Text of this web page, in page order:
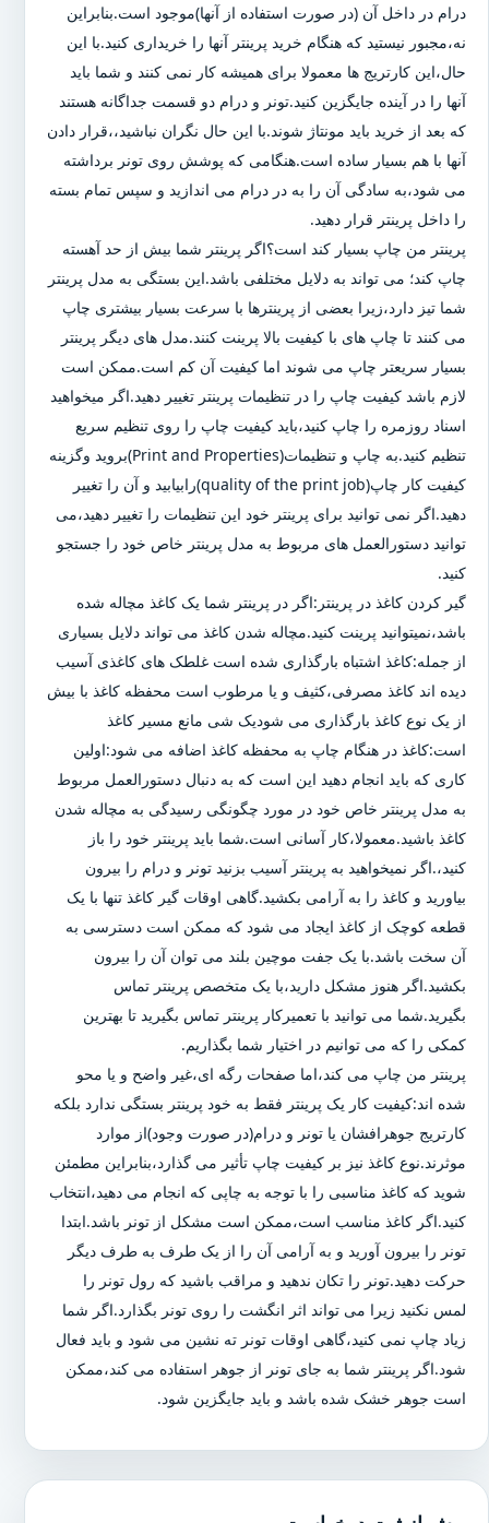
درام در داخل آن (در صورت استفاده از آنها)موجود است.بنابراین
نه،مجبور نیستید که هنگام خرید پرینتر آنها را خریداری کنید.با این
حال،این کارتریج ها معمولا برای همیشه کار نمی کنند و شما باید
آنها را در آینده جایگزین کنید.تونر و درام دو قسمت جداگانه هستند
که بعد از خرید باید مونتاژ شوند.با این حال نگران نباشید،،قرار دادن
آنها با هم بسیار ساده است.هنگامی که پوشش روی تونر برداشته
می شود،به سادگی آن را به در درام می اندازید و سپس تمام بسته
را داخل پرینتر قرار دهید.
پرینتر من چاپ بسیار کند است؟اگر پرینتر شما بیش از حد آهسته
چاپ کند؛ می تواند به دلایل مختلفی باشد.این بستگی به مدل پرینتر
شما تیز دارد،زیرا بعضی از پرینترها با سرعت بسیار بیشتری چاپ
می کنند تا چاپ های با کیفیت بالا پرینت کنند.مدل های دیگر پرینتر
بسیار سریعتر چاپ می شوند اما کیفیت آن کم است.ممکن است
لازم باشد کیفیت چاپ را در تنظیمات پرینتر تغییر دهید.اگر میخواهید
اسناد روزمره را چاپ کنید،باید کیفیت چاپ را روی تنظیم سریع
تنظیم کنید.به چاپ و تنظیمات(Print and Properties)بروید وگزینه
کیفیت کار چاپ(quality of the print job)رابیابید و آن را تغییر
دهید.اگر نمی توانید برای پرینتر خود این تنظیمات را تغییر دهید،می
توانید دستورالعمل های مربوط به مدل پرینتر خاص خود را جستجو
کنید.
گیر کردن کاغذ در پرینتر:اگر در پرینتر شما یک کاغذ مچاله شده
باشد،نمیتوانید پرینت کنید.مچاله شدن کاغذ می تواند دلایل بسیاری
از جمله:کاغذ اشتباه بارگذاری شده است غلطک های کاغذی آسیب
دیده اند کاغذ مصرفی،کثیف و یا مرطوب است محفظه کاغذ با بیش
از یک نوع کاغذ بارگذاری می شودیک شی مانع مسیر کاغذ
است:کاغذ در هنگام چاپ به محفظه کاغذ اضافه می شود:اولین
کاری که باید انجام دهید این است که به دنبال دستورالعمل مربوط
به مدل پرینتر خاص خود در مورد چگونگی رسیدگی به مچاله شدن
کاغذ باشید.معمولا،کار آسانی است.شما باید پرینتر خود را باز
کنید،.اگر نمیخواهید به پرینتر آسیب بزنید تونر و درام را بیرون
بیاورید و کاغذ را به آرامی بکشید.گاهی اوقات گیر کاغذ تنها با یک
قطعه کوچک از کاغذ ایجاد می شود که ممکن است دسترسی به
آن سخت باشد.با یک جفت موچین بلند می توان آن را بیرون
بکشید.اگر هنوز مشکل دارید،با یک متخصص پرینتر تماس
بگیرید.شما می توانید با تعمیرکار پرینتر تماس بگیرید تا بهترین
کمکی را که می توانیم در اختیار شما بگذاریم.
پرینتر من چاپ می کند،اما صفحات رگه ای،غیر واضح و یا محو
شده اند:کیفیت کار یک پرینتر فقط به خود پرینتر بستگی ندارد بلکه
کارتریج جوهرافشان یا تونر و درام(در صورت وجود)از موارد
موثرند.نوع کاغذ نیز بر کیفیت چاپ تأثیر می گذارد،بنابراین مطمئن
شوید که کاغذ مناسبی را با توجه به چاپی که انجام می دهید،انتخاب
کنید.اگر کاغذ مناسب است،ممکن است مشکل از تونر باشد.ابتدا
تونر را بیرون آورید و به آرامی آن را از یک طرف به طرف دیگر
حرکت دهید.تونر را تکان ندهید و مراقب باشید که رول تونر را
لمس نکنید زیرا می تواند اثر انگشت را روی تونر بگذارد.اگر شما
زیاد چاپ نمی کنید،گاهی اوقات تونر ته نشین می شود و باید فعال
شود.اگر پرینتر شما به جای تونر از جوهر استفاده می کند،ممکن
است جوهر خشک شده باشد و باید جایگزین شود.